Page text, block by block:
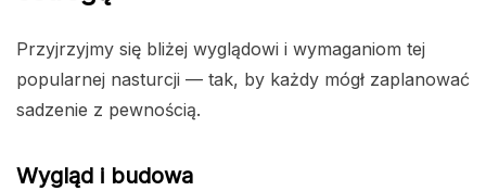
Przyjrzyjmy się bliżej wyglądowi i wymaganiom tej
popularnej nasturcji — tak, by każdy mógł zaplanować
sadzenie z pewnością.
Wygląd i budowa